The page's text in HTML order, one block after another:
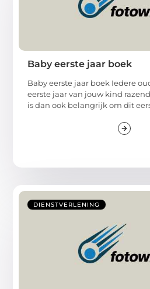
Baby eerste jaar boek
Baby eerste jaar boek Iedere
eerste jaar van jouw kind
is dan ook belangrijk om dit
DIENSTVERLENING